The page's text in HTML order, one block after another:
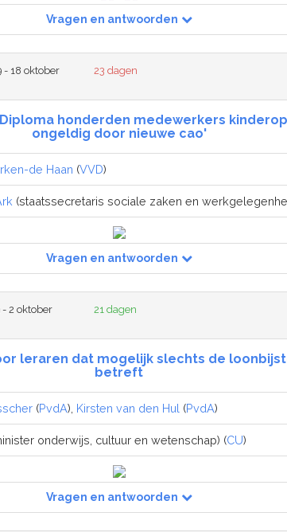
Vragen en antwoorden
- 18 oktober
23 dagen
honderden medewerkers
ongeldig door nieuwe cao'
de Haan (VVD)
(staatssecretaris sociale zaken en
Vragen en antwoorden
- 2 oktober
21 dagen
leraren dat mogelijk slechts de
betreft
(PvdA), Kirsten van den Hul (PvdA)
onderwijs, cultuur en wetenschap) (CU)
Vragen en antwoorden